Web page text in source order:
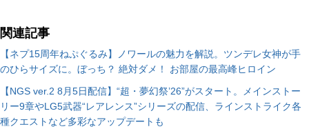
関連記事
【ネプ15周年ねぷぐるみ】ノワールの魅力を解説。ツンデレ女神が手
のひらサイズに。ぼっち？ 絶対ダメ！ お部屋の最高峰ヒロイン
【NGS ver.2 8月5日配信】“超・夢幻祭’26”がスタート。メインストー
リー9章やLG5武器“レアレンス”シリーズの配信、ラインストライク各
種クエストなど多彩なアップデートも